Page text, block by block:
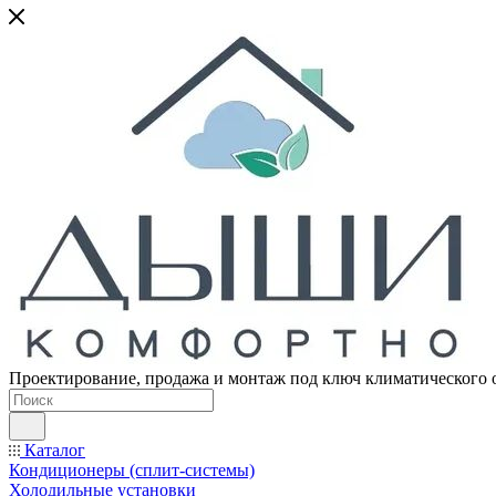
Проектирование, продажа и монтаж под ключ климатического
Каталог
Кондиционеры (сплит-системы)
Холодильные установки